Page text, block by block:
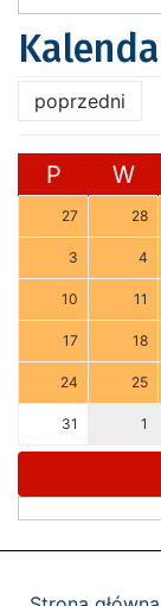
poprzedni
P W
27 28
3 4
10 11
17 18
24 25
31 1